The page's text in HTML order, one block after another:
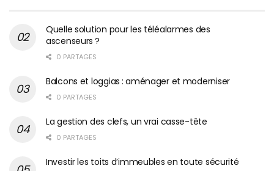
Quelle solution pour les téléalarmes des
ascenseurs ?
0 PARTAGES
Balcons et loggias : aménager et moderniser
0 PARTAGES
La gestion des clefs, un vrai casse-tête
0 PARTAGES
Investir les toits d’immeubles en toute sécurité